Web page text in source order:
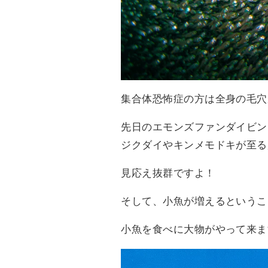
集合体恐怖症の方は全身の毛
先日のエモンズファンダイビ
ジクダイやキンメモドキが至
見応え抜群ですよ！
そして、小魚が増えるという
小魚を食べに大物がやって来